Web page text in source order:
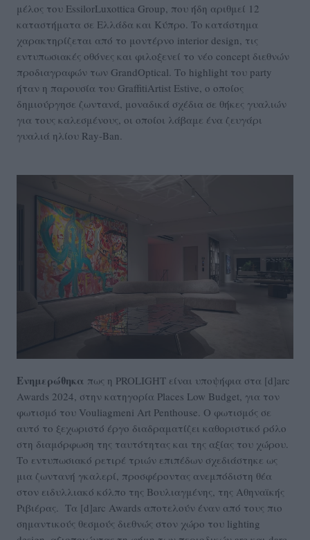
μέλος του EssilorLuxottica Group, που ήδη αριθμεί 12
καταστήματα σε Ελλάδα και Κύπρο. Το κατάστημα
χαρακτηρίζεται από το μοντέρνο interior design, τις
εντυπωσιακές οθόνες και φιλοξενεί το νέο concept διεθνών
προδιαγραφών των GrandOptical. Το highlight του party
ήταν η παρουσία του GraffitiArtist Estive, ο οποίος
δημιούργησε ζωντανά, μοναδικά σχέδια σε θήκες γυαλιών
για τους καλεσμένους, οι οποίοι λάβαμε ένα ζευγάρι
γυαλιά ηλίου Ray-Ban.
Ενημερώθηκα πως η PROLIGHT είναι υποψήφια στα [d]arc
Awards 2024, στην κατηγορία Places Low Budget, για τον
φωτισμό του Vouliagmeni Art Penthouse. Ο φωτισμός σε
αυτό το ξεχωριστό έργο διαδραματίζει καθοριστικό ρόλο
στη διαμόρφωση της ταυτότητας και της αξίας του χώρου.
Το εντυπωσιακό ρετιρέ τριών επιπέδων σχεδιάστηκε ως
μια ζωντανή γκαλερί, προσφέροντας ανεμπόδιστη θέα
στον ειδυλλιακό κόλπο της Βουλιαγμένης, της Αθηναϊκής
Ριβιέρας. Τα [d]arc Awards αποτελούν έναν από τους πιο
σημαντικούς θεσμούς διεθνώς στον χώρο του lighting